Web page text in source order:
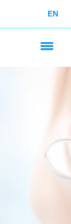
EN